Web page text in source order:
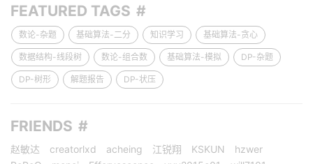
FEATURED TAGS
数论-杂题 基础算法-二分 知识学习 基础算法-贪心
数据结构-线段树 数论-组合数 基础算法-模拟 DP-杂题
DP-树形 解题报告 DP-状压
FRIENDS
赵敏达 creatorlxd acheing 江锐翔 KSKUN
hzwer